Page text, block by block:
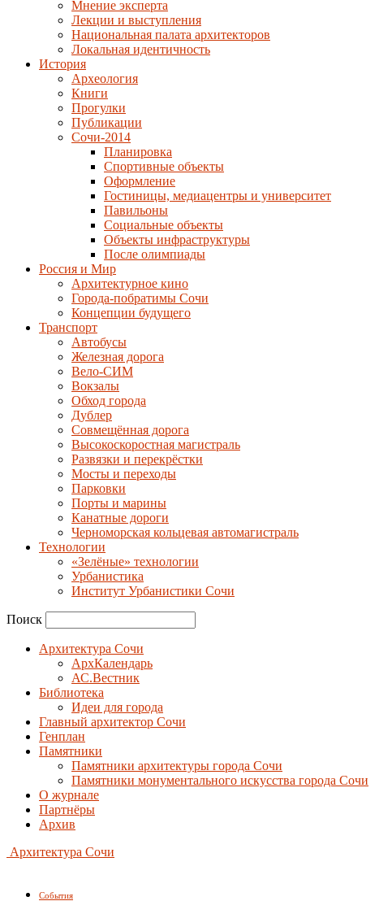
Мнение эксперта
Лекции и выступления
Национальная палата архитекторов
Локальная идентичность
История
Археология
Книги
Прогулки
Публикации
Сочи-2014
Планировка
Спортивные объекты
Оформление
Гостиницы, медиацентры и университет
Павильоны
Социальные объекты
Объекты инфраструктуры
После олимпиады
Россия и Мир
Архитектурное кино
Города-побратимы Сочи
Концепции будущего
Транспорт
Автобусы
Железная дорога
Вело-СИМ
Вокзалы
Обход города
Дублер
Совмещённая дорога
Высокоскоростная магистраль
Развязки и перекрёстки
Мосты и переходы
Парковки
Порты и марины
Канатные дороги
Черноморская кольцевая автомагистраль
Технологии
«Зелёные» технологии
Урбанистика
Институт Урбанистики Сочи
Поиск
Архитектура Сочи
АрхКалендарь
АС.Вестник
Библиотека
Идеи для города
Главный архитектор Сочи
Генплан
Памятники
Памятники архитектуры города Сочи
Памятники монументального искусства города Сочи
О журнале
Партнёры
Архив
Архитектура Сочи
События